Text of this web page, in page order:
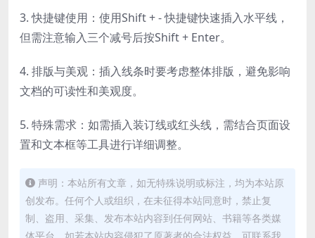
3. 快捷键使用：使用Shift + - 快捷键快速插入水平线，
但需注意输入三个减号后按Shift + Enter。
4. 排版与美观：插入线条时要考虑整体排版，避免影响
文档的可读性和美观度。
5. 特殊需求：如需插入装订线或红头线，需结合页面设
置和文本框等工具进行详细调整。
声明：本站所有文章，如无特殊说明或标注，均为本站原
创发布。任何个人或组织，在未征得本站同意时，禁止复
制、盗用、采集、发布本站内容到任何网站、书籍等各类媒